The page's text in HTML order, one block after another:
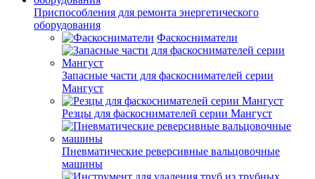
Приспособления для ремонта энергетического
оборудования
Фаскосниматели
Запасные части для фаскоснимателей серии
Мангуст
Резцы для фаскоснимателей серии Мангуст
Пневматические реверсивные вальцовочные
машины